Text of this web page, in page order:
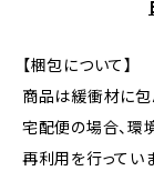
【梱包について】
商品は緩衝材に包
宅配便の場合、環
再利用を行っていま